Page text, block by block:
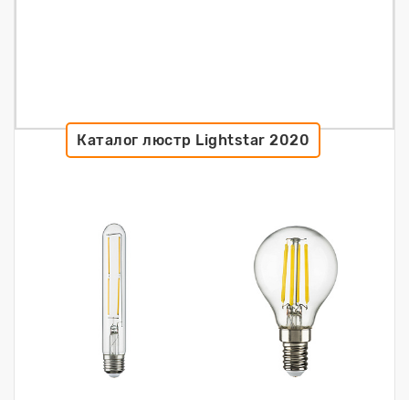
Каталог люстр Lightstar 2020